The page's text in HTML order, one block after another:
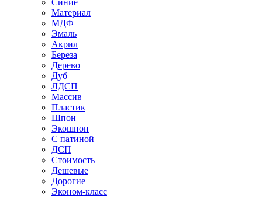
Синие
Материал
МДФ
Эмаль
Акрил
Береза
Дерево
Дуб
ЛДСП
Массив
Пластик
Шпон
Экошпон
С патиной
ДСП
Стоимость
Дешевые
Дорогие
Эконом-класс